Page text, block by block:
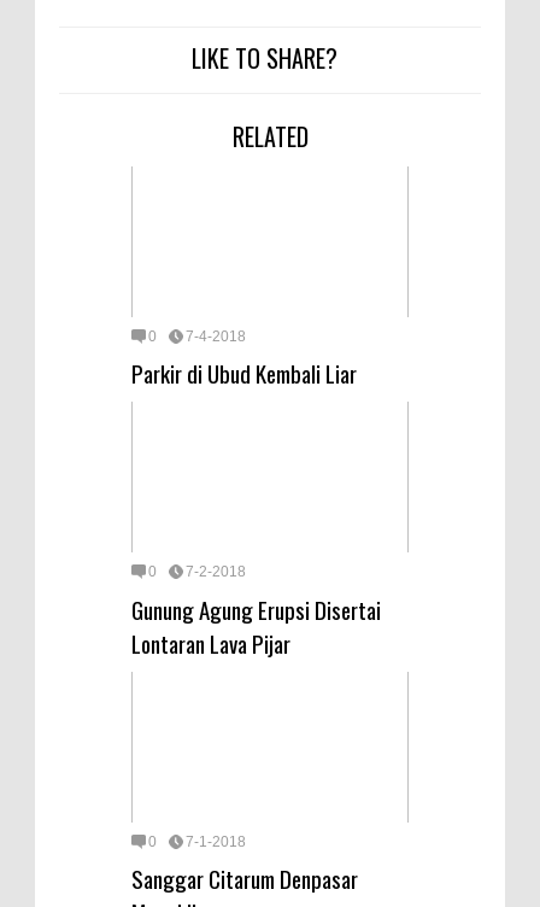
LIKE TO SHARE?
RELATED
0 7-4-2018
Parkir di Ubud Kembali Liar
0 7-2-2018
Gunung Agung Erupsi Disertai
Lontaran Lava Pijar
0 7-1-2018
Sanggar Citarum Denpasar